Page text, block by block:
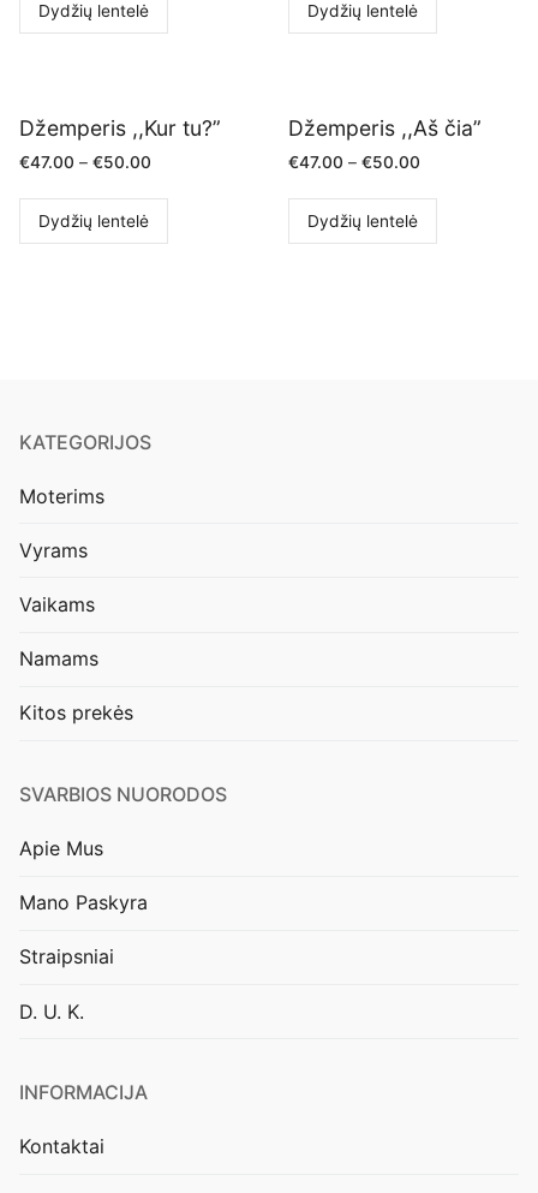
Dydžių lentelė Dydžių lentelė
Džemperis ,,Kur tu?”
€47.00 – €50.00
Dydžių lentelė
Džemperis ,,Aš čia”
€47.00 – €50.00
Dydžių lentelė
KATEGORIJOS
Moterims
Vyrams
Vaikams
Namams
Kitos prekės
SVARBIOS NUORODOS
Apie Mus
Mano Paskyra
Straipsniai
D. U. K.
INFORMACIJA
Kontaktai